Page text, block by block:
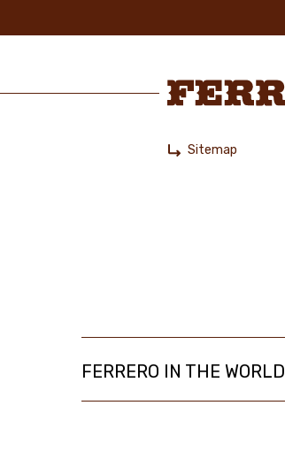
Sitemap
FERRERO IN THE WORLD